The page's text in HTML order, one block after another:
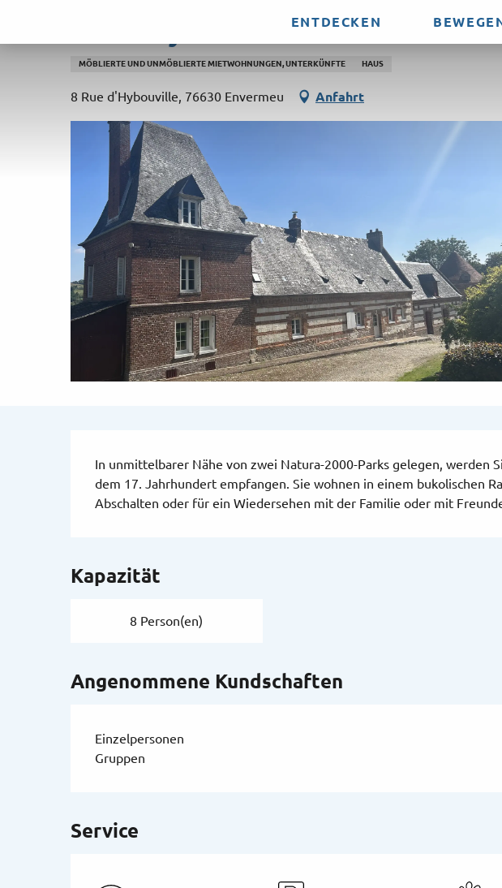
contenu
ENTDECKEN
MÖBLIERTE UND UNMÖBLIERTE MIETWOHNUNGEN, UNTERKÜNFTE HAUS
8 Rue d'Hybouville, 76630 Envermeu Anfahrt
Beschreibung
In unmittelbarer Nähe von zwei Natura-2000-Parks gelegen, werden
dem 17. Jahrhundert empfangen. Sie wohnen in einem bukolischen
Abschalten oder für ein Wiedersehen mit der Familie oder mit
Kapazität
8 Person(en)
Service
Angenommene Kundschaften
Einzelpersonen
Gruppen